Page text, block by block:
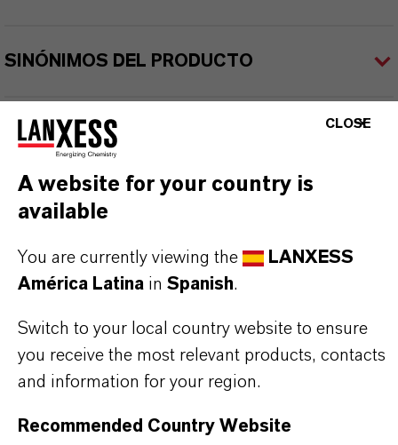
SINÓNIMOS DEL PRODUCTO
PRODUCT DATA SHEETS
Aquí puedes descargar las fichas técnicas de los
productos. Al seleccionar una opción de los menús
Ficha técnica
SELECCIONA UN ÁREA JURÍDICA
SELECCIONA EL IDIOMA
CLOSE
A website for your country is
available
You are currently viewing the
LANXESS
América Latina in Spanish.
Switch to your local country website to ensure
you receive the most relevant products, contacts
and information for your region.
Recommended Country Website